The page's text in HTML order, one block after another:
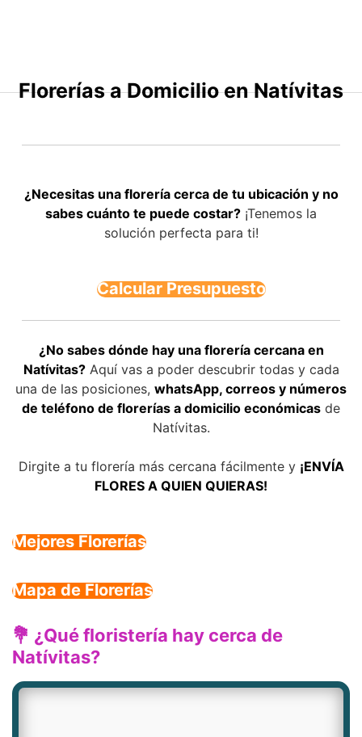
Florerías a Domicilio en Natívitas
¿Necesitas una florería cerca de tu ubicación y no
sabes cuánto te puede costar? ¡Tenemos la
solución perfecta para ti!
Calcular Presupuesto
¿No sabes dónde hay una florería cercana en
Natívitas?Aquí vas a poder descubrir todas y cada
una de las posiciones, whatsApp, correos y números
de teléfono de florerías a domicilio económicas de
Natívitas.
Dirgite a tu florería más cercana fácilmente y ¡ENVÍA
FLORES A QUIEN QUIERAS!
Mejores Florerías
Mapa de Florerías
💐 ¿Qué floristería hay cerca de
Natívitas?